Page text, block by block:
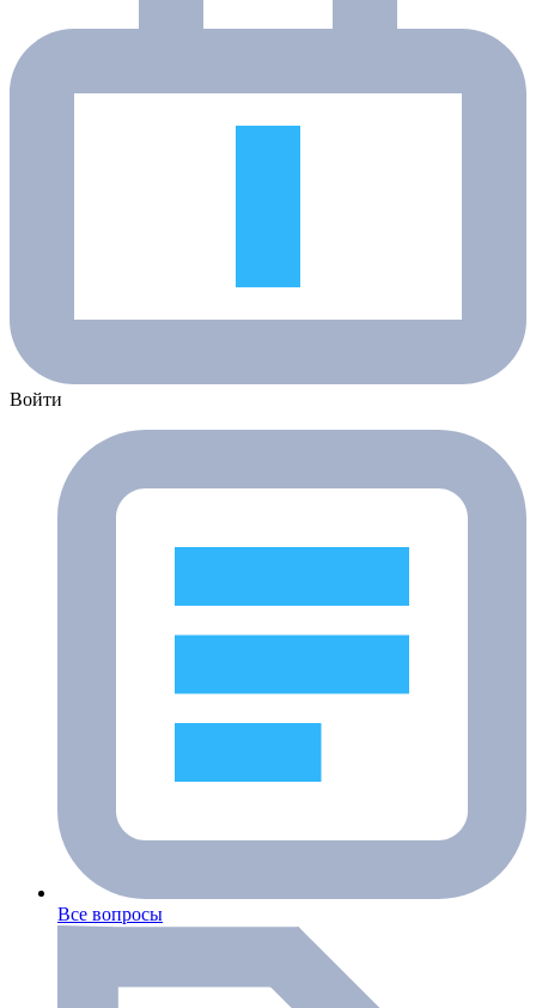
Войти
Все вопросы